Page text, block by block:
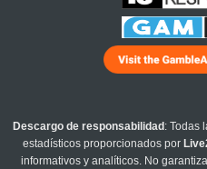
Descargo de responsabilidad : Todas
estadísticos proporcionados por
informativos y analíticos. No